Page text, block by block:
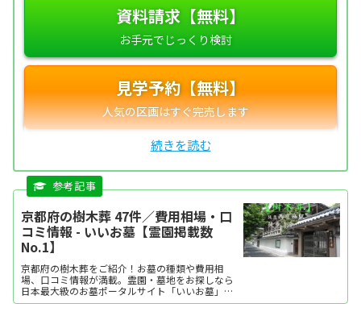
資料請求【無料】
見学予約【無料】
京都府の樹木葬 47件／費用相場・口
コミ情報 - いいお墓【霊園掲載数
No.1】
京都府の樹木葬をご紹介！お墓の種類や費用相
場、口コミ情報が満載。霊園・墓地をお探しなら
日本最大級のお墓ポータルサイト「いいお墓」に
お任せください。資料請求・見学予約・お墓の相